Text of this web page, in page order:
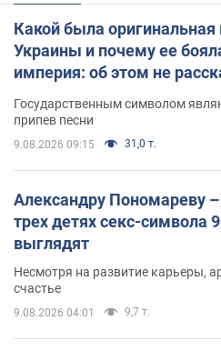
Какой была оригинальная
Украины и почему ее
империя: об этом не
Государственным символом
припев песни
9.08.2026 09:15 31,0 т.
Александру Пономареву –
трех детях секс-символа
выглядят
Несмотря на развитие карьеры,
счастье
9.08.2026 04:01 9,7 т.